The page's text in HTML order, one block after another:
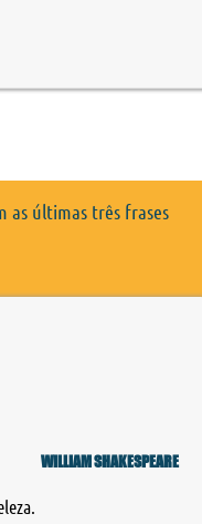
as últimas três frases
WILLIAM SHAKESPEARE